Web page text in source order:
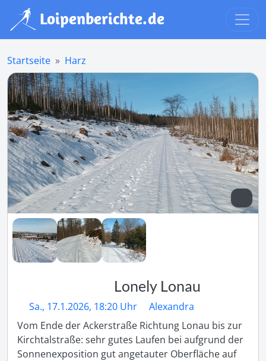
Startseite Harz
Lonely Lonau
Sa., 17.1.2026, 18:20 Uhr
Alexandra
Vom Ende der Ackerstraße Richtung Lonau bis zur
Kirchtalstraße: sehr gutes Laufen bei aufgrund der
Sonnenexposition gut angetauter Oberfläche auf